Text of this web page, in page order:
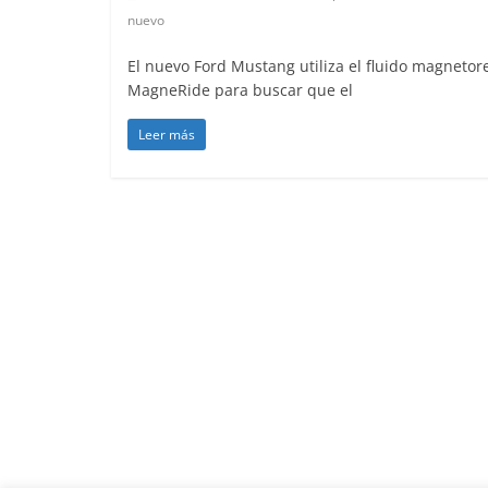
nuevo
El nuevo Ford Mustang utiliza el fluido
MagneRide para buscar que el
Leer más